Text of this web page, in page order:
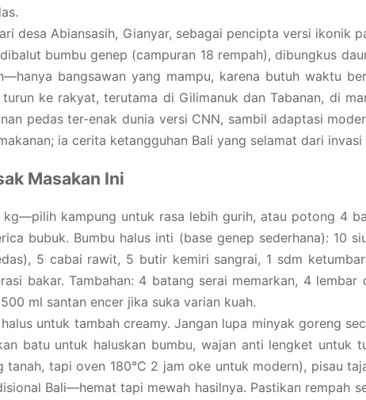
desa Abiansasih, Gianyar, sebagai pencipta versi ikonik
bumbu genep (campuran 18 rempah), dibungkus
bangsawan yang mampu, karena butuh waktu
ke rakyat, terutama di Gilimanuk dan Tabanan, di
pedas ter-enak dunia versi CNN, sambil adaptasi
ia cerita ketangguhan Bali yang selamat dari invasi
Masakan Ini
kampung untuk rasa lebih gurih, atau potong 4
bubuk. Bumbu halus inti (base genep sederhana): 10
5 cabai rawit, 5 butir kemiri sangrai, 1 sdm
bakar. Tambahan: 4 batang serai memarkan, 4 lembar
ml santan encer jika suka varian kuah.
untuk tambah creamy. Jangan lupa minyak goreng
batu untuk haluskan bumbu, wajan anti lengket untuk
tapi oven 180°C 2 jam oke untuk modern), pisau
Bali—hemat tapi mewah hasilnya. Pastikan rempah